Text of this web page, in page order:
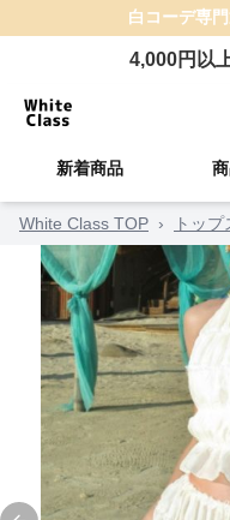
白コーデ専
4,000円以
新着商品
White Class TOP › トッ